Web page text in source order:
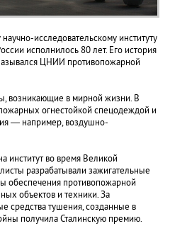
исследовательскому институту
исполнилось 80 лет. Его история
ЦНИИ противопожарной
возникающие в мирной жизни. В
огнестойкой спецодеждой и
— например, воздушно-
институт во время Великой
разрабатывали зажигательные
обеспечения противопожарной
объектов и техники. За
средства тушения, созданные в
получила Сталинскую премию.